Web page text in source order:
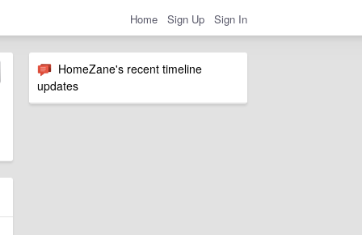
Home Sign Up Sign In
HomeZane's recent timeline
updates